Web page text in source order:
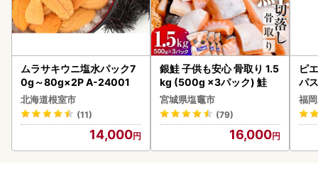
ムラサキウニ塩水パック7
0g～80g×2P A-24001
北海道根室市
(11)
14,000
銀鮭 子供も安心 骨取り 1.5
kg (500g ×3パック) 鮭
宮城県塩竈市
(79)
16,000
ピ
パ
福